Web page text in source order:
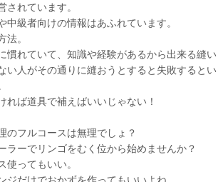
されています。
中級者向けの情報はあふれています。
。
慣れていて、知識や経験があるから出来る縫い
い人がその通りに縫おうとすると失敗するとい
れば道具で補えばいいじゃない！
のフルコースは無理でしょ？
ラーでリンゴをむく位から始めませんか？
使ってもいい。